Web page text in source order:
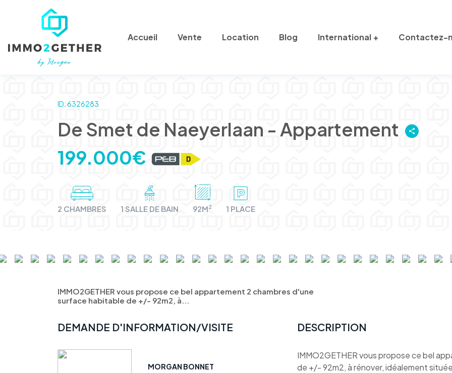
Accueil Vente Location Blog International Contactez-
ID: 6326283
De Smet de Naeyerlaan - Appartement
199.000€
2 CHAMBRES 1 SALLE DE BAIN 92M2 1 PLACE
IMMO2GETHER vous propose ce bel appartement 2 chambres d'une
surface habitable de +/- 92m2, à...
DEMANDE D'INFORMATION/VISITE
MORGAN BONNET
DESCRIPTION
IMMO2GETHER vous propose ce bel
de +/- 92m2, à rénover, idéalement